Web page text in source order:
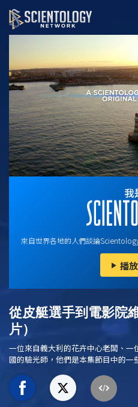
來自世界各地的人們談論
播
從皮艇選手到電影院
片）
一位來自義大利的花卉中心老闆、
國的驗光師，他們是本集節目中的一